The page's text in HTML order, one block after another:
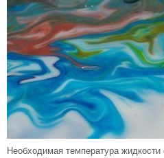
Необходимая температура жидкости